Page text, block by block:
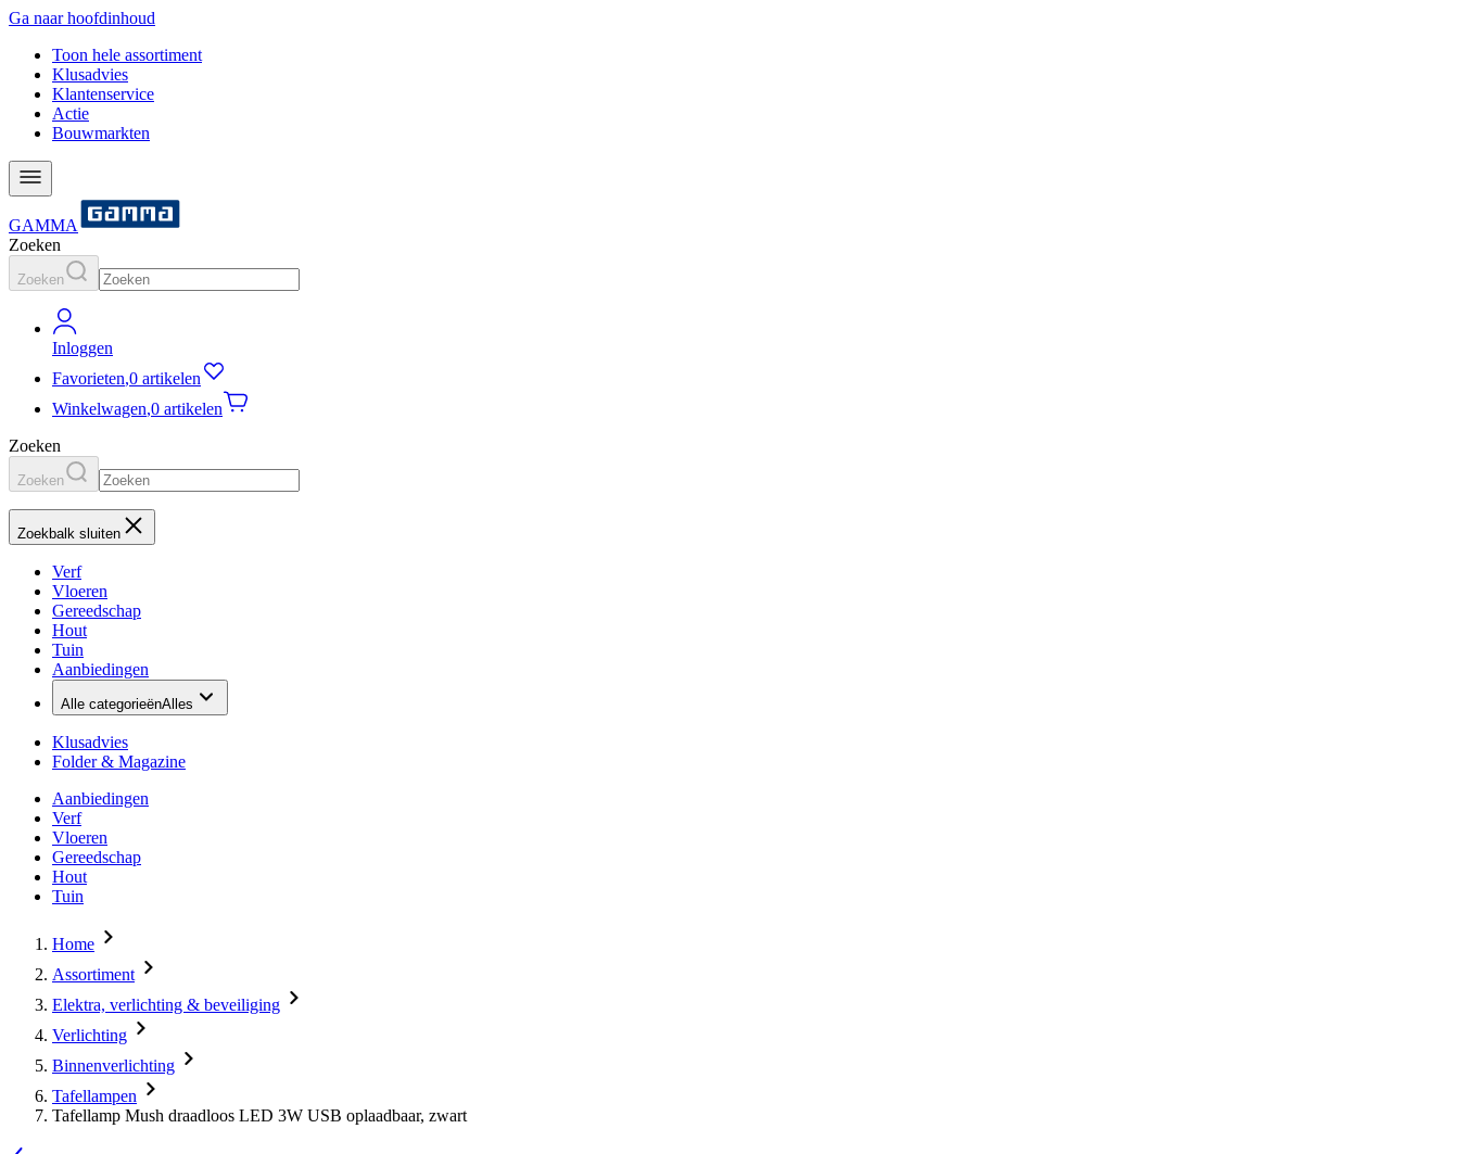
Ga naar hoofdinhoud
Toon hele assortiment
Klusadvies
Klantenservice
Actie
Bouwmarkten
GAMMA
Zoeken
Zoeken
Inloggen
Favorieten,0 artikelen
Winkelwagen,0 artikelen
Zoeken
Zoeken
Zoekbalk sluiten
Verf
Vloeren
Gereedschap
Hout
Tuin
Aanbiedingen
Alle categorieënAlles
Klusadvies
Folder & Magazine
Aanbiedingen
Verf
Vloeren
Gereedschap
Hout
Tuin
Home
Assortiment
Elektra, verlichting & beveiliging
Verlichting
Binnenverlichting
Tafellampen
Tafellamp Mush draadloos LED 3W USB oplaadbaar, zwart